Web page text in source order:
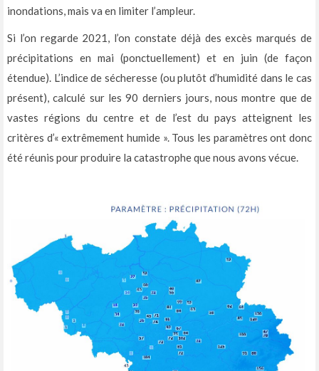
inondations, mais va en limiter l’ampleur.
Si l’on regarde 2021, l’on constate déjà des excès marqués de
précipitations en mai (ponctuellement) et en juin (de façon
étendue). L’indice de sécheresse (ou plutôt d’humidité dans le cas
présent), calculé sur les 90 derniers jours, nous montre que de
vastes régions du centre et de l’est du pays atteignent les
critères d’« extrêmement humide ». Tous les paramètres ont donc
été réunis pour produire la catastrophe que nous avons vécue.